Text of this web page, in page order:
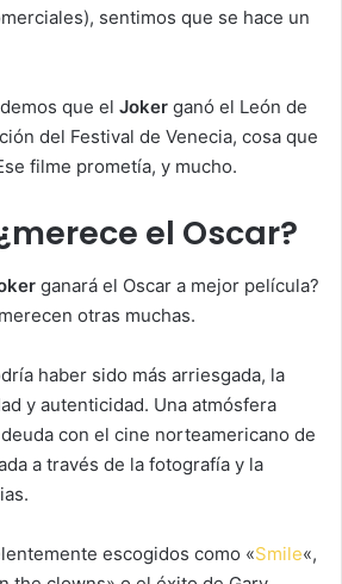
sentimos que se hace un
que el Joker ganó el León de
del Festival de Venecia, cosa que
filme prometía, y mucho.
el Oscar?
ganará el Oscar a mejor película?
otras muchas.
haber sido más arriesgada, la
y autenticidad. Una atmósfera
con el cine norteamericano de
a través de la fotografía y la
escogidos como «Smile«,